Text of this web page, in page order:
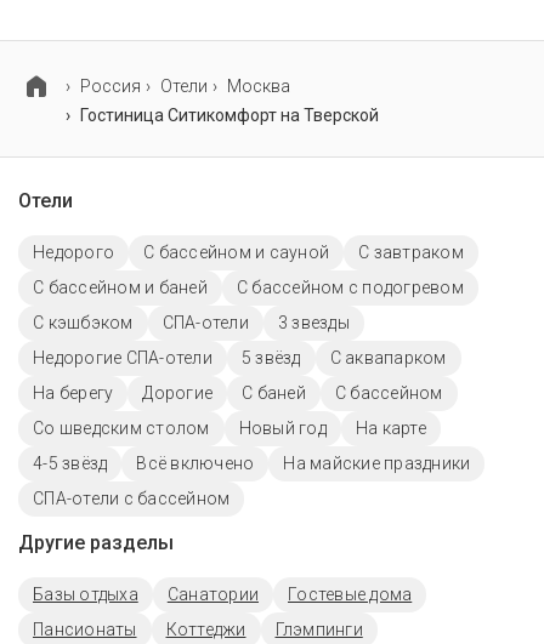
менеджера, возможно, услуга оплачивается отдельно.
Россия Отели
Москва
Гостиница Ситикомфорт на Тверской
Отели
Недорого С бассейном и сауной
С завтраком
С бассейном и баней
С бассейном с подогревом
С кэшбэком
СПА-отели
3 звезды
Недорогие СПА-отели
5 звёзд
С аквапарком
На берегу
Дорогие С баней
C бассейном
Со шведским столом
Новый год
На карте
4-5 звёзд
Всё включено
На майские праздники
СПА-отели с бассейном
Другие разделы
Базы отдыха Санатории
Гостевые дома
Пансионаты
Коттеджи Глэмпинги